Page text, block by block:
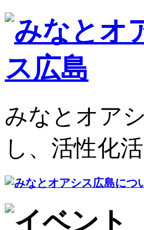
みなとオア
し、活性化